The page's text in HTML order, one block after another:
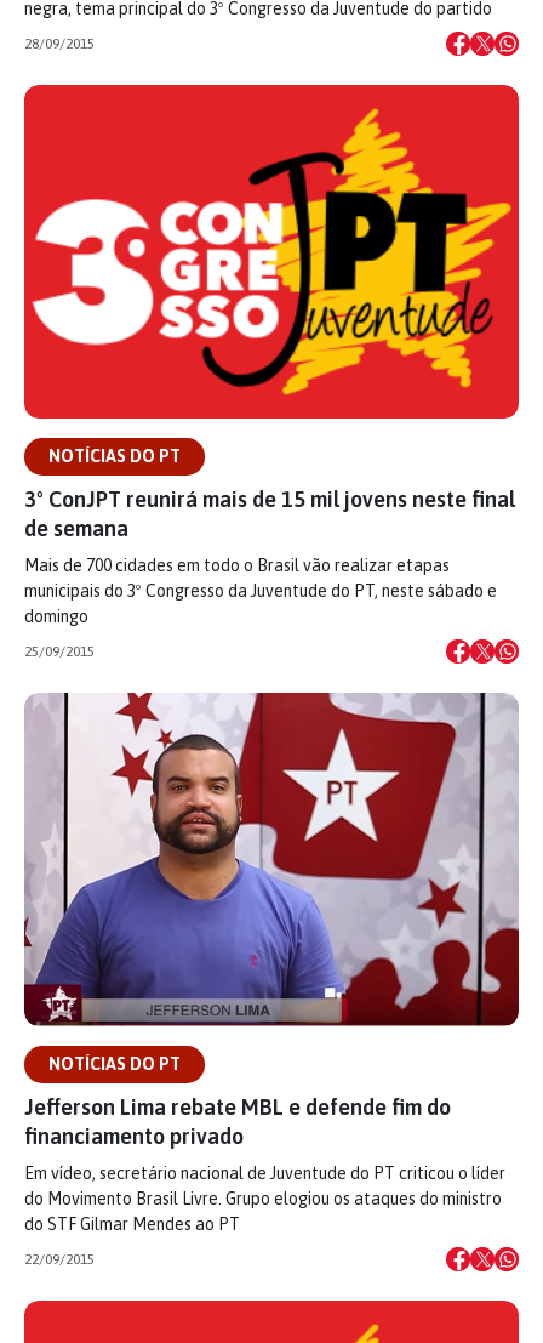
negra, tema principal do 3º Congresso da Juventude do partido
28/09/2015
NOTÍCIAS DO PT
3º ConJPT reunirá mais de 15 mil jovens neste final
de semana
Mais de 700 cidades em todo o Brasil vão realizar etapas
municipais do 3º Congresso da Juventude do PT, neste sábado e
domingo
25/09/2015
NOTÍCIAS DO PT
Jefferson Lima rebate MBL e defende fim do
financiamento privado
Em vídeo, secretário nacional de Juventude do PT criticou o líder
do Movimento Brasil Livre. Grupo elogiou os ataques do ministro
do STF Gilmar Mendes ao PT
22/09/2015